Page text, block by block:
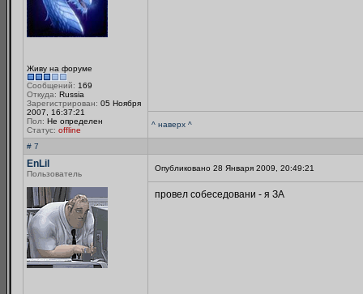
Живу на форуме
Сообщений: 169
Откуда: Russia
Зарегистрирован: 05 Ноября
2007, 16:37:21
Пол: Не определен
Статус: offline
^ наверх ^
# 7
EnLil
Пользователь
Опубликовано 28 Января 2009, 20:49:21
провел собеседовани - я ЗА